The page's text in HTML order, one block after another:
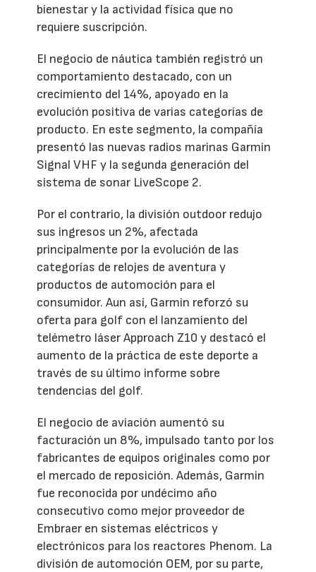
bienestar y la actividad física que no
requiere suscripción.
El negocio de náutica también registró un
comportamiento destacado, con un
crecimiento del 14%, apoyado en la
evolución positiva de varias categorías de
producto. En este segmento, la compañía
presentó las nuevas radios marinas Garmin
Signal VHF y la segunda generación del
sistema de sonar LiveScope 2.
Por el contrario, la división outdoor redujo
sus ingresos un 2%, afectada
principalmente por la evolución de las
categorías de relojes de aventura y
productos de automoción para el
consumidor. Aun así, Garmin reforzó su
oferta para golf con el lanzamiento del
telémetro láser Approach Z10 y destacó el
aumento de la práctica de este deporte a
través de su último informe sobre
tendencias del golf.
El negocio de aviación aumentó su
facturación un 8%, impulsado tanto por los
fabricantes de equipos originales como por
el mercado de reposición. Además, Garmin
fue reconocida por undécimo año
consecutivo como mejor proveedor de
Embraer en sistemas eléctricos y
electrónicos para los reactores Phenom. La
división de automoción OEM, por su parte,